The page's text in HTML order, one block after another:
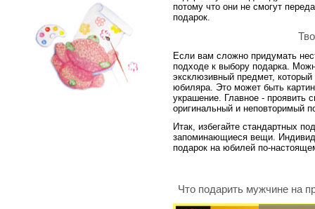
потому что они не смогут
подарок.
Если вам сложно придумать
подходе к выбору подарка.
эксклюзивный предмет,
юбиляра. Это может быть
украшение. Главное - проявить
оригинальный и неповторимый
Итак, избегайте стандартных
запоминающиеся вещи.
подарок на юбилей по-
Что подарить мужчине на